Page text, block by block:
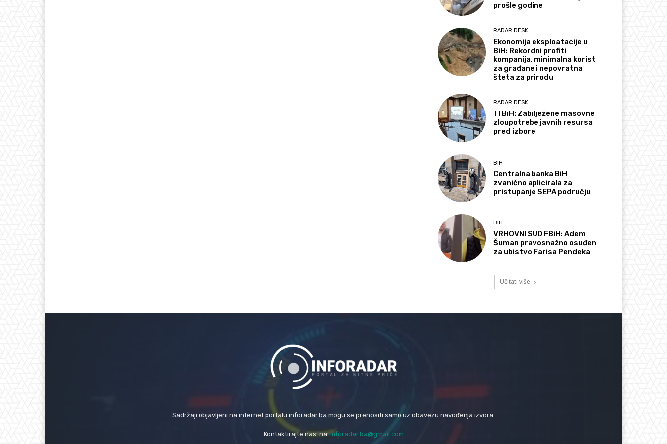
prošle godine
RADAR DESK
Ekonomija eksploatacije u
BiH: Rekordni profiti
kompanija, minimalna korist
za građane i nepovratna
šteta za prirodu
RADAR DESK
TI BiH: Zabilježene masovne
zloupotrebe javnih resursa
pred izbore
BIH
Centralna banka BiH
zvanično aplicirala za
pristupanje SEPA području
BIH
VRHOVNI SUD FBiH: Adem
Šuman pravosnažno osuđen
za ubistvo Farisa Pendeka
Učitati više
Sadržaji objavljeni na internet portalu inforadar.ba mogu se prenositi samo uz obavezu navođenja izvora.
Kontaktirajte nas: na:inforadar.ba@gmail.com